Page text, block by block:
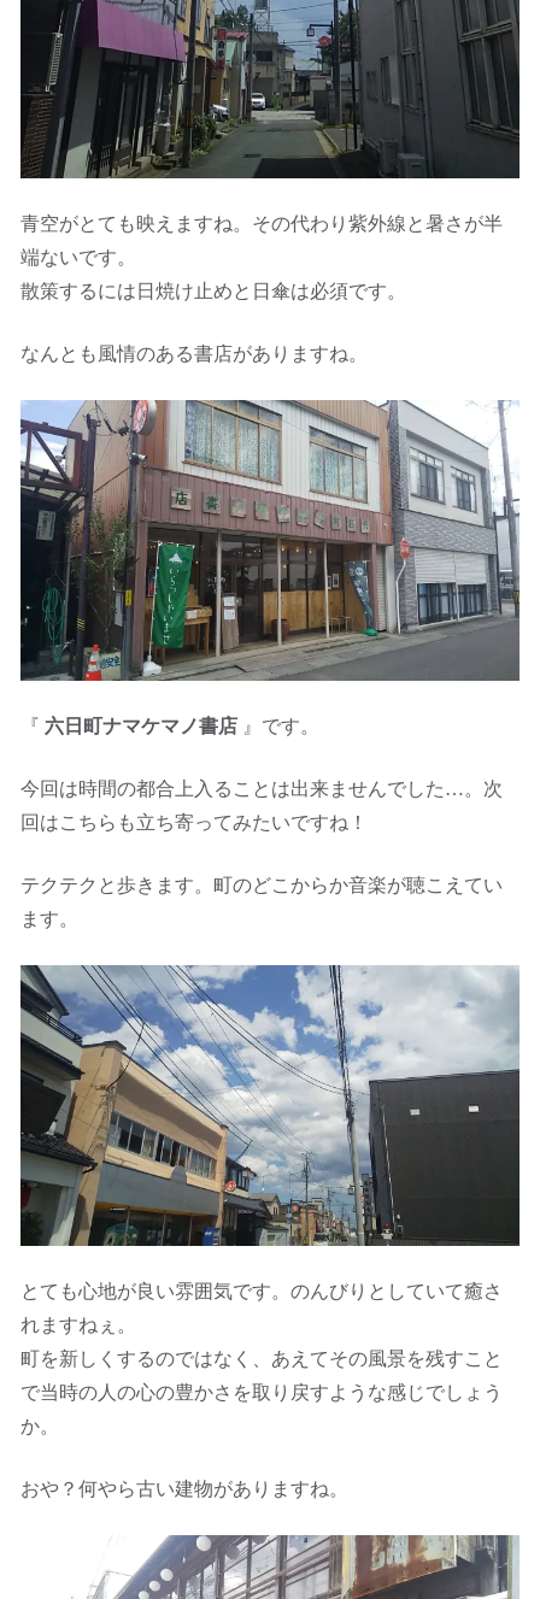
青空がとても映えますね。その代わり紫外線と暑さが半
端ないです。
散策するには日焼け止めと日傘は必須です。
なんとも風情のある書店がありますね。
『 六日町ナマケマノ書店』です。
今回は時間の都合上入ることは出来ませんでした…。次
回はこちらも立ち寄ってみたいですね！
テクテクと歩きます。町のどこからか音楽が聴こえてい
ます。
とても心地が良い雰囲気です。のんびりとしていて癒さ
れますねぇ。
町を新しくするのではなく、あえてその風景を残すこと
で当時の人の心の豊かさを取り戻すような感じでしょう
か。
おや？何やら古い建物がありますね。